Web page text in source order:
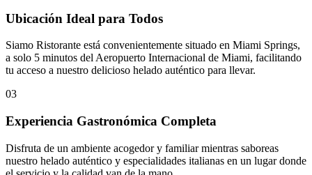
Ubicación Ideal para Todos
Siamo Ristorante está convenientemente situado en Miami Springs,
a solo 5 minutos del Aeropuerto Internacional de Miami, facilitando
tu acceso a nuestro delicioso helado auténtico para llevar.
03
Experiencia Gastronómica Completa
Disfruta de un ambiente acogedor y familiar mientras saboreas
nuestro helado auténtico y especialidades italianas en un lugar donde